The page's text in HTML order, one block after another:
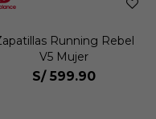
Running Rebel
V5 Mujer
S/ 599.90